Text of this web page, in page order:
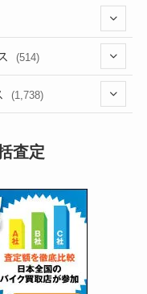
(33)
(514)
(118)
(27)
(1,738)
査定